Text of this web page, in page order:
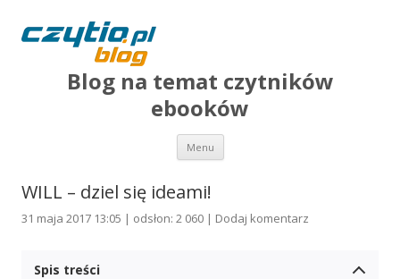
Blog na temat czytników
ebooków
Menu Przejdź do treści
WILL – dziel się ideami!
31 maja 2017 13:05 | odsłon: 2 060 | Dodaj komentarz
Spis treści